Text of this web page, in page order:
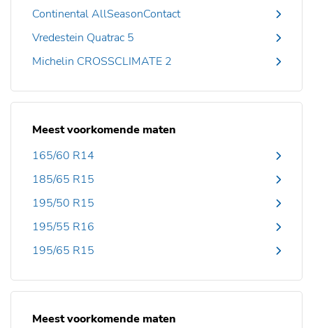
Continental AllSeasonContact
Vredestein Quatrac 5
Michelin CROSSCLIMATE 2
Meest voorkomende maten
165/60 R14
185/65 R15
195/50 R15
195/55 R16
195/65 R15
Meest voorkomende maten